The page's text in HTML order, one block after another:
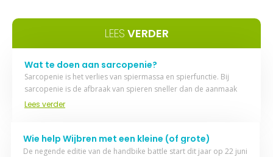
LEES VERDER
Wat te doen aan sarcopenie?
Sarcopenie is het verlies van spiermassa en spierfunctie. Bij
sarcopenie is de afbraak van spieren sneller dan de aanmaak
van spieren…
Lees verder
Wie help Wijbren met een kleine (of grote)
donatie?
De negende editie van de handbike battle start dit jaar op 22 juni